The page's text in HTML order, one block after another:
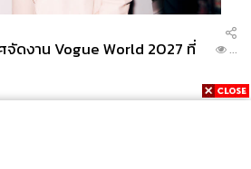
จัดงาน Vogue World 2027 ที่
...